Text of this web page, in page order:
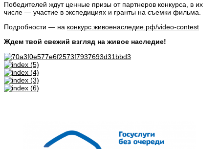
Победителей ждут ценные призы от партнеров конкурса, в их
числе — участие в экспедициях и гранты на съемки фильма.
Подробности — на конкурс.живоенаследие.рф/video-contest
Ждем твой свежий взгляд на живое наследие!